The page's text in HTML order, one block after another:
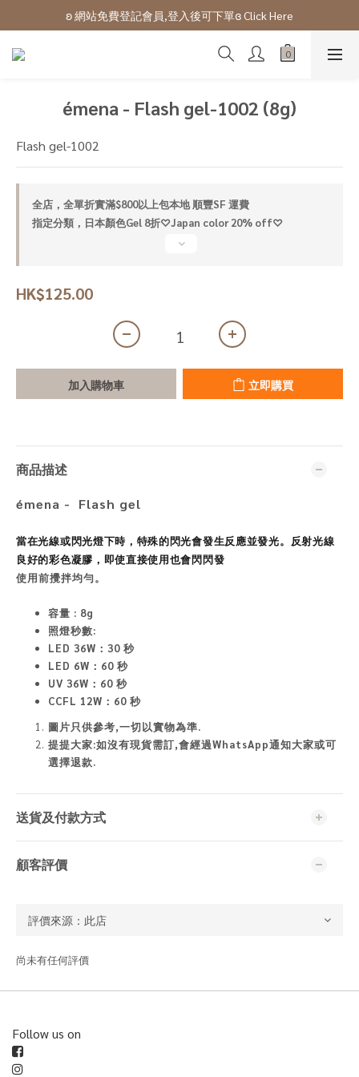
ʚ 網站免費登記會員,登入後可下單ɞ Click Here
ʚ 網站免費登記會員,登入後可下單ɞ Click Here
ʚ網站及門市購物滿$100以上會有購物金回贈ɞ
émena - Flash gel-1002 (8g)
Flash gel-1002
全店，全單折實滿$800以上包本地 順豐SF 運費
指定分類，日本顏色Gel 8折♡Japan color 20% off♡
HK$125.00
加入購物車 立即購買
商品描述
émena - Flash gel
當在光線或閃光燈下時，特殊的閃光會發生反應並發光。反射光線
良好的彩色凝膠，即使直接使用也會閃閃發
使用前攪拌均勻。
容量 : 8g
照燈秒數:
LED 36W：30 秒
LED 6W：60 秒
UV 36W：60 秒
CCFL 12W：60 秒
圖片只供參考,一切以實物為準.
提提大家:如沒有現貨需訂,會經過WhatsApp通知大家或可
選擇退款.
送貨及付款方式
顧客評價
尚未有任何評價
Follow us on